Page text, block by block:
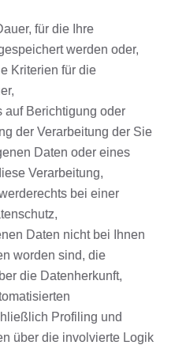
für die Ihre
werden oder,
Kriterien für die
auf Berichtigung oder
der Verarbeitung der Sie
Daten oder eines
Verarbeitung,
bei einer
Daten nicht bei Ihnen
worden sind, die
die Datenherkunft,
Profiling und
über die involvierte Logik